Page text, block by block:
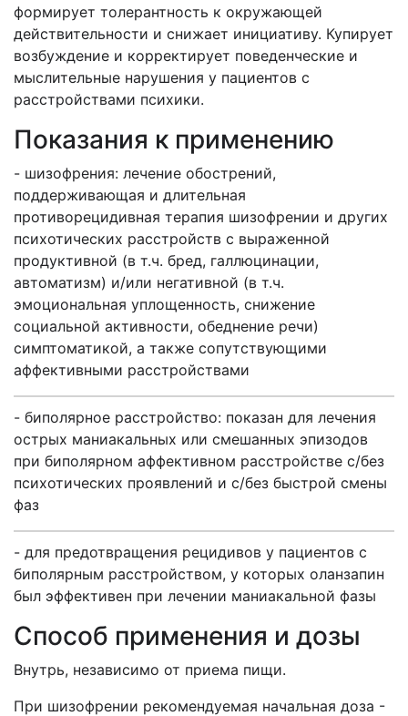
формирует толерантность к окружающей
действительности и снижает инициативу. Купирует
возбуждение и корректирует поведенческие и
мыслительные нарушения у пациентов с
расстройствами психики.
Показания к применению
- шизофрения: лечение обострений,
поддерживающая и длительная
противорецидивная терапия шизофрении и других
психотических расстройств с выраженной
продуктивной (в т.ч. бред, галлюцинации,
автоматизм) и/или негативной (в т.ч.
эмоциональная уплощенность, снижение
социальной активности, обеднение речи)
симптоматикой, а также сопутствующими
аффективными расстройствами
- биполярное расстройство: показан для лечения
острых маниакальных или смешанных эпизодов
при биполярном аффективном расстройстве с/без
психотических проявлений и с/без быстрой смены
фаз
- для предотвращения рецидивов у пациентов с
биполярным расстройством, у которых оланзапин
был эффективен при лечении маниакальной фазы
Способ применения и дозы
Внутрь, независимо от приема пищи.
При шизофрении рекомендуемая начальная доза -